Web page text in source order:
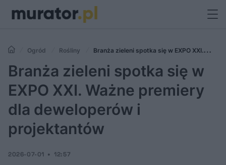
Ogród Rośliny
Branża zieleni spotka się w EXPO XXI.
Ważne premiery dla deweloperów i projektantów
Branża zieleni spotka się w
EXPO XXI. Ważne premiery
dla deweloperów i
projektantów
2026-07-01 12:57